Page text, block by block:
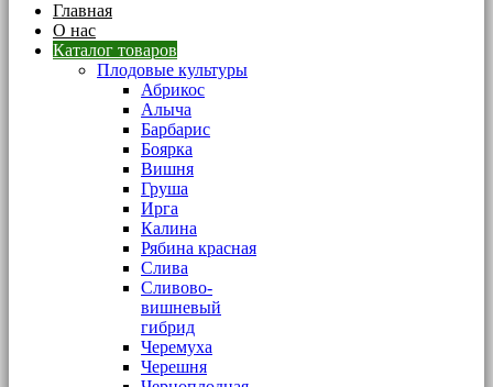
Главная
О нас
Каталог товаров
Плодовые культуры
Абрикос
Алыча
Барбарис
Боярка
Вишня
Груша
Ирга
Калина
Рябина красная
Слива
Сливово-
вишневый
гибрид
Черемуха
Черешня